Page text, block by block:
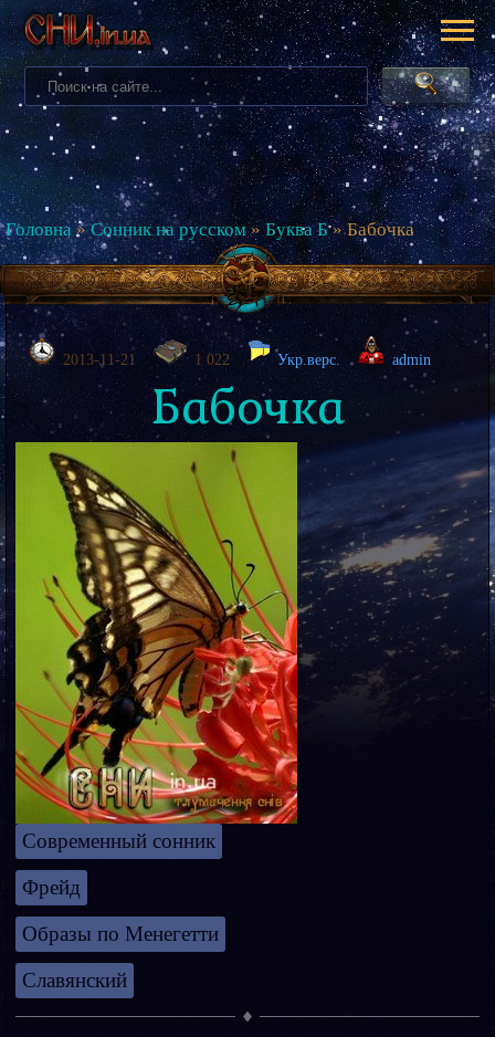
Головна»Сонник на русском»Буква Б» Бабочка
2013-11-21 1 022 Укр.верс. admin
Бабочка
Современный сонник
Фрейд
Образы по Менегетти
Славянский